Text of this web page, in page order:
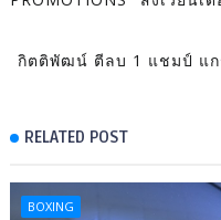
กิตติพัฒน์ ตีลบ 1 แชมป์ แก
RELATED POST
BOXING